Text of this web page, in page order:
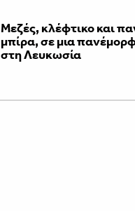
Μεζές, κλέφτικο και
μπίρα, σε μια
στη Λευκωσία